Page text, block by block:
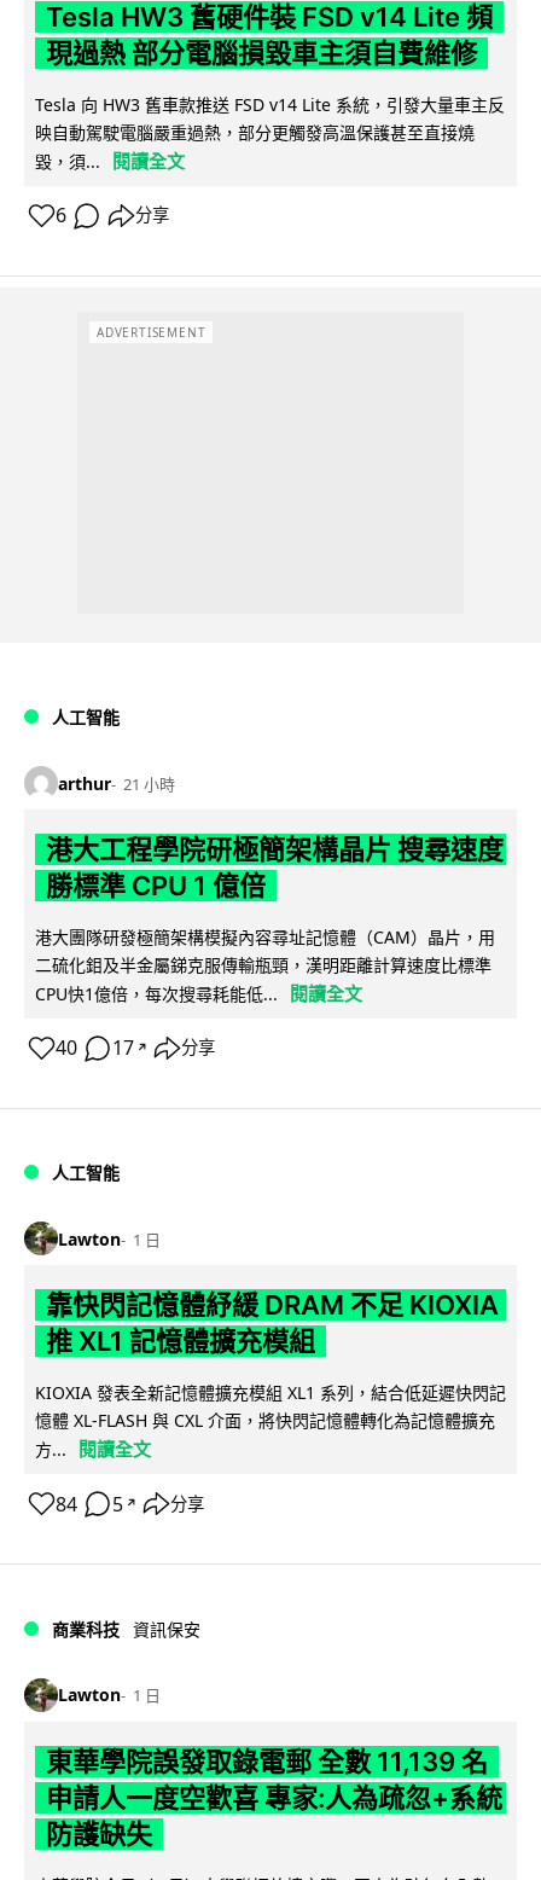
Tesla HW3 舊硬件裝 FSD v14 Lite 頻
現過熱 部分電腦損毀車主須自費維修
Tesla 向 HW3 舊車款推送 FSD v14 Lite 系統，引發大量車主反
映自動駕駛電腦嚴重過熱，部分更觸發高溫保護甚至直接燒
毀，須...
閱讀全文
6 分享
ADVERTISEMENT
人工智能
arthur 21 小時
港大工程學院研極簡架構晶片 搜尋速度
勝標準 CPU 1 億倍
港大團隊研發極簡架構模擬內容尋址記憶體（CAM）晶片，用
二硫化鉬及半金屬銻克服傳輸瓶頸，漢明距離計算速度比標準
CPU快1億倍，每次搜尋耗能低...
閱讀全文
40 17 ↗ 分享
人工智能
Lawton 1 日
靠快閃記憶體紓緩 DRAM 不足 KIOXIA
推 XL1 記憶體擴充模組
KIOXIA 發表全新記憶體擴充模組 XL1 系列，結合低延遲快閃記
憶體 XL-FLASH 與 CXL 介面，將快閃記憶體轉化為記憶體擴充
方...
閱讀全文
84 5 ↗ 分享
商業科技 資訊保安
Lawton 1 日
東華學院誤發取錄電郵 全數 11,139 名
申請人一度空歡喜 專家:人為疏忽+系統
防護缺失